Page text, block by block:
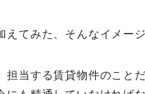
てみた、そんなイメージ
担当する賃貸物件のこと